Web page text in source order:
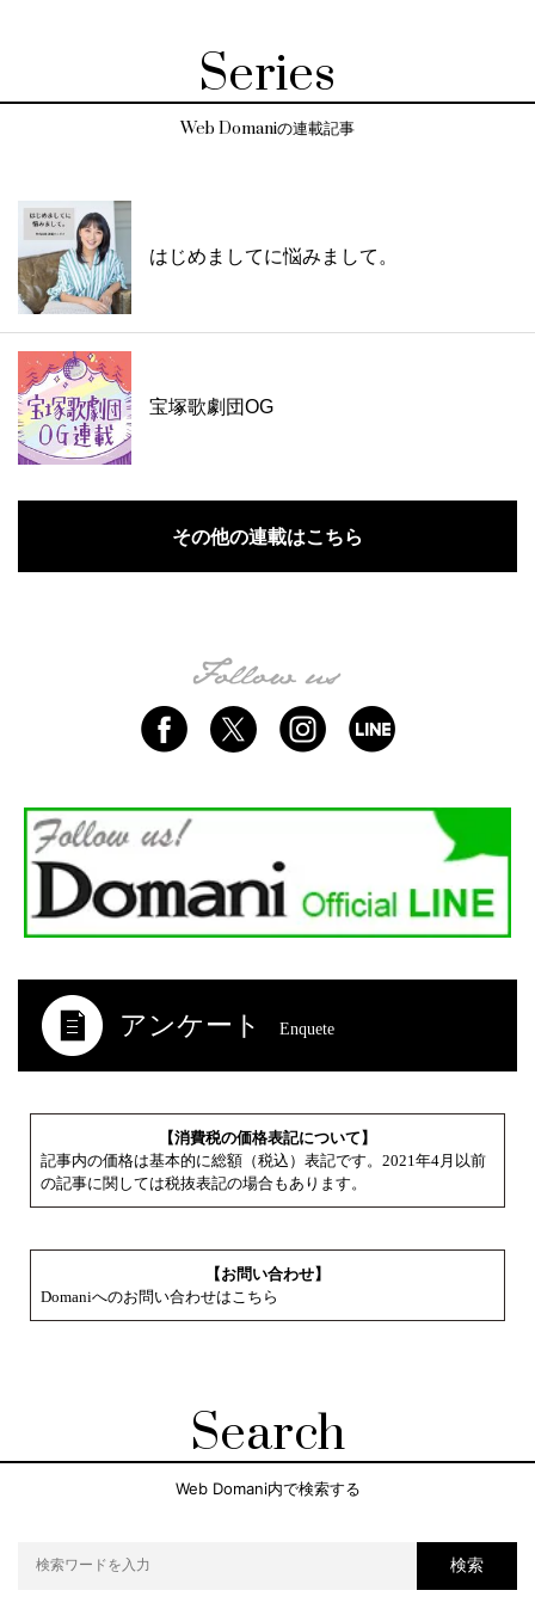
Series
Web Domaniの連載記事
はじめましてに悩みまして。
宝塚歌劇団OG
その他の連載はこちら
アンケート Enquete
【消費税の価格表記について】
記事内の価格は基本的に総額（税込）表記です。2021年4月以前
の記事に関しては税抜表記の場合もあります。
【お問い合わせ】
Domaniへのお問い合わせはこちら
Search
Web Domani内で検索する
検索